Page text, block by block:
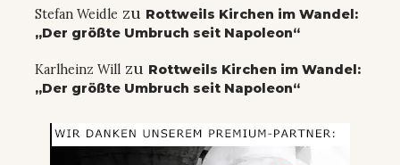
Stefan Weidle zu Rottweils Kirchen im Wandel:
„Der größte Umbruch seit Napoleon“
Karlheinz Will zu Rottweils Kirchen im Wandel:
„Der größte Umbruch seit Napoleon“